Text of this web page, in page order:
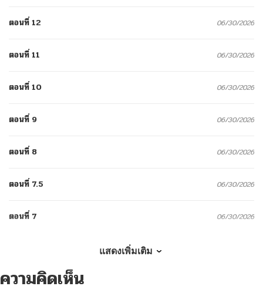
ตอนที่ 12 06/30/2026
ตอนที่ 11 06/30/2026
ตอนที่ 10 06/30/2026
ตอนที่ 9 06/30/2026
ตอนที่ 8 06/30/2026
ตอนที่ 7.5 06/30/2026
ตอนที่ 7 06/30/2026
ตอนที่ 5
แสดงเพิ่มเติม
ความคิดเห็น